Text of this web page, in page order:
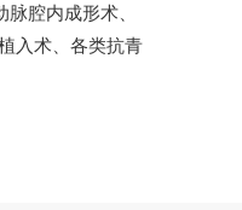
腔内成形术、
入术、各类抗青